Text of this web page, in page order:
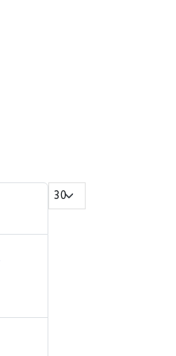
Mostrar #